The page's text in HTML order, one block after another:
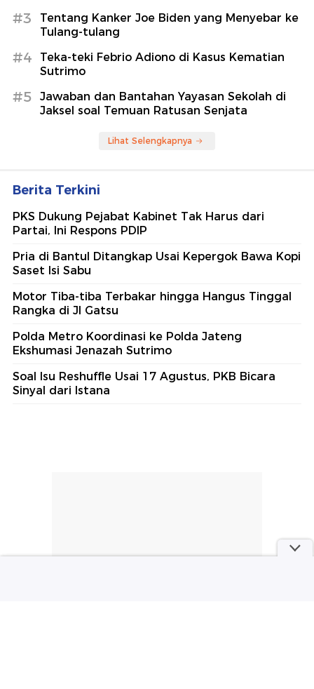
#3
Tentang Kanker Joe Biden yang Menyebar ke
Tulang-tulang
#4
Teka-teki Febrio Adiono di Kasus Kematian
Sutrimo
#5
Jawaban dan Bantahan Yayasan Sekolah di
Jaksel soal Temuan Ratusan Senjata
Lihat Selengkapnya
Berita Terkini
PKS Dukung Pejabat Kabinet Tak Harus dari
Partai, Ini Respons PDIP
Pria di Bantul Ditangkap Usai Kepergok Bawa Kopi
Saset Isi Sabu
Motor Tiba-tiba Terbakar hingga Hangus Tinggal
Rangka di Jl Gatsu
Polda Metro Koordinasi ke Polda Jateng
Ekshumasi Jenazah Sutrimo
Soal Isu Reshuffle Usai 17 Agustus, PKB Bicara
Sinyal dari Istana